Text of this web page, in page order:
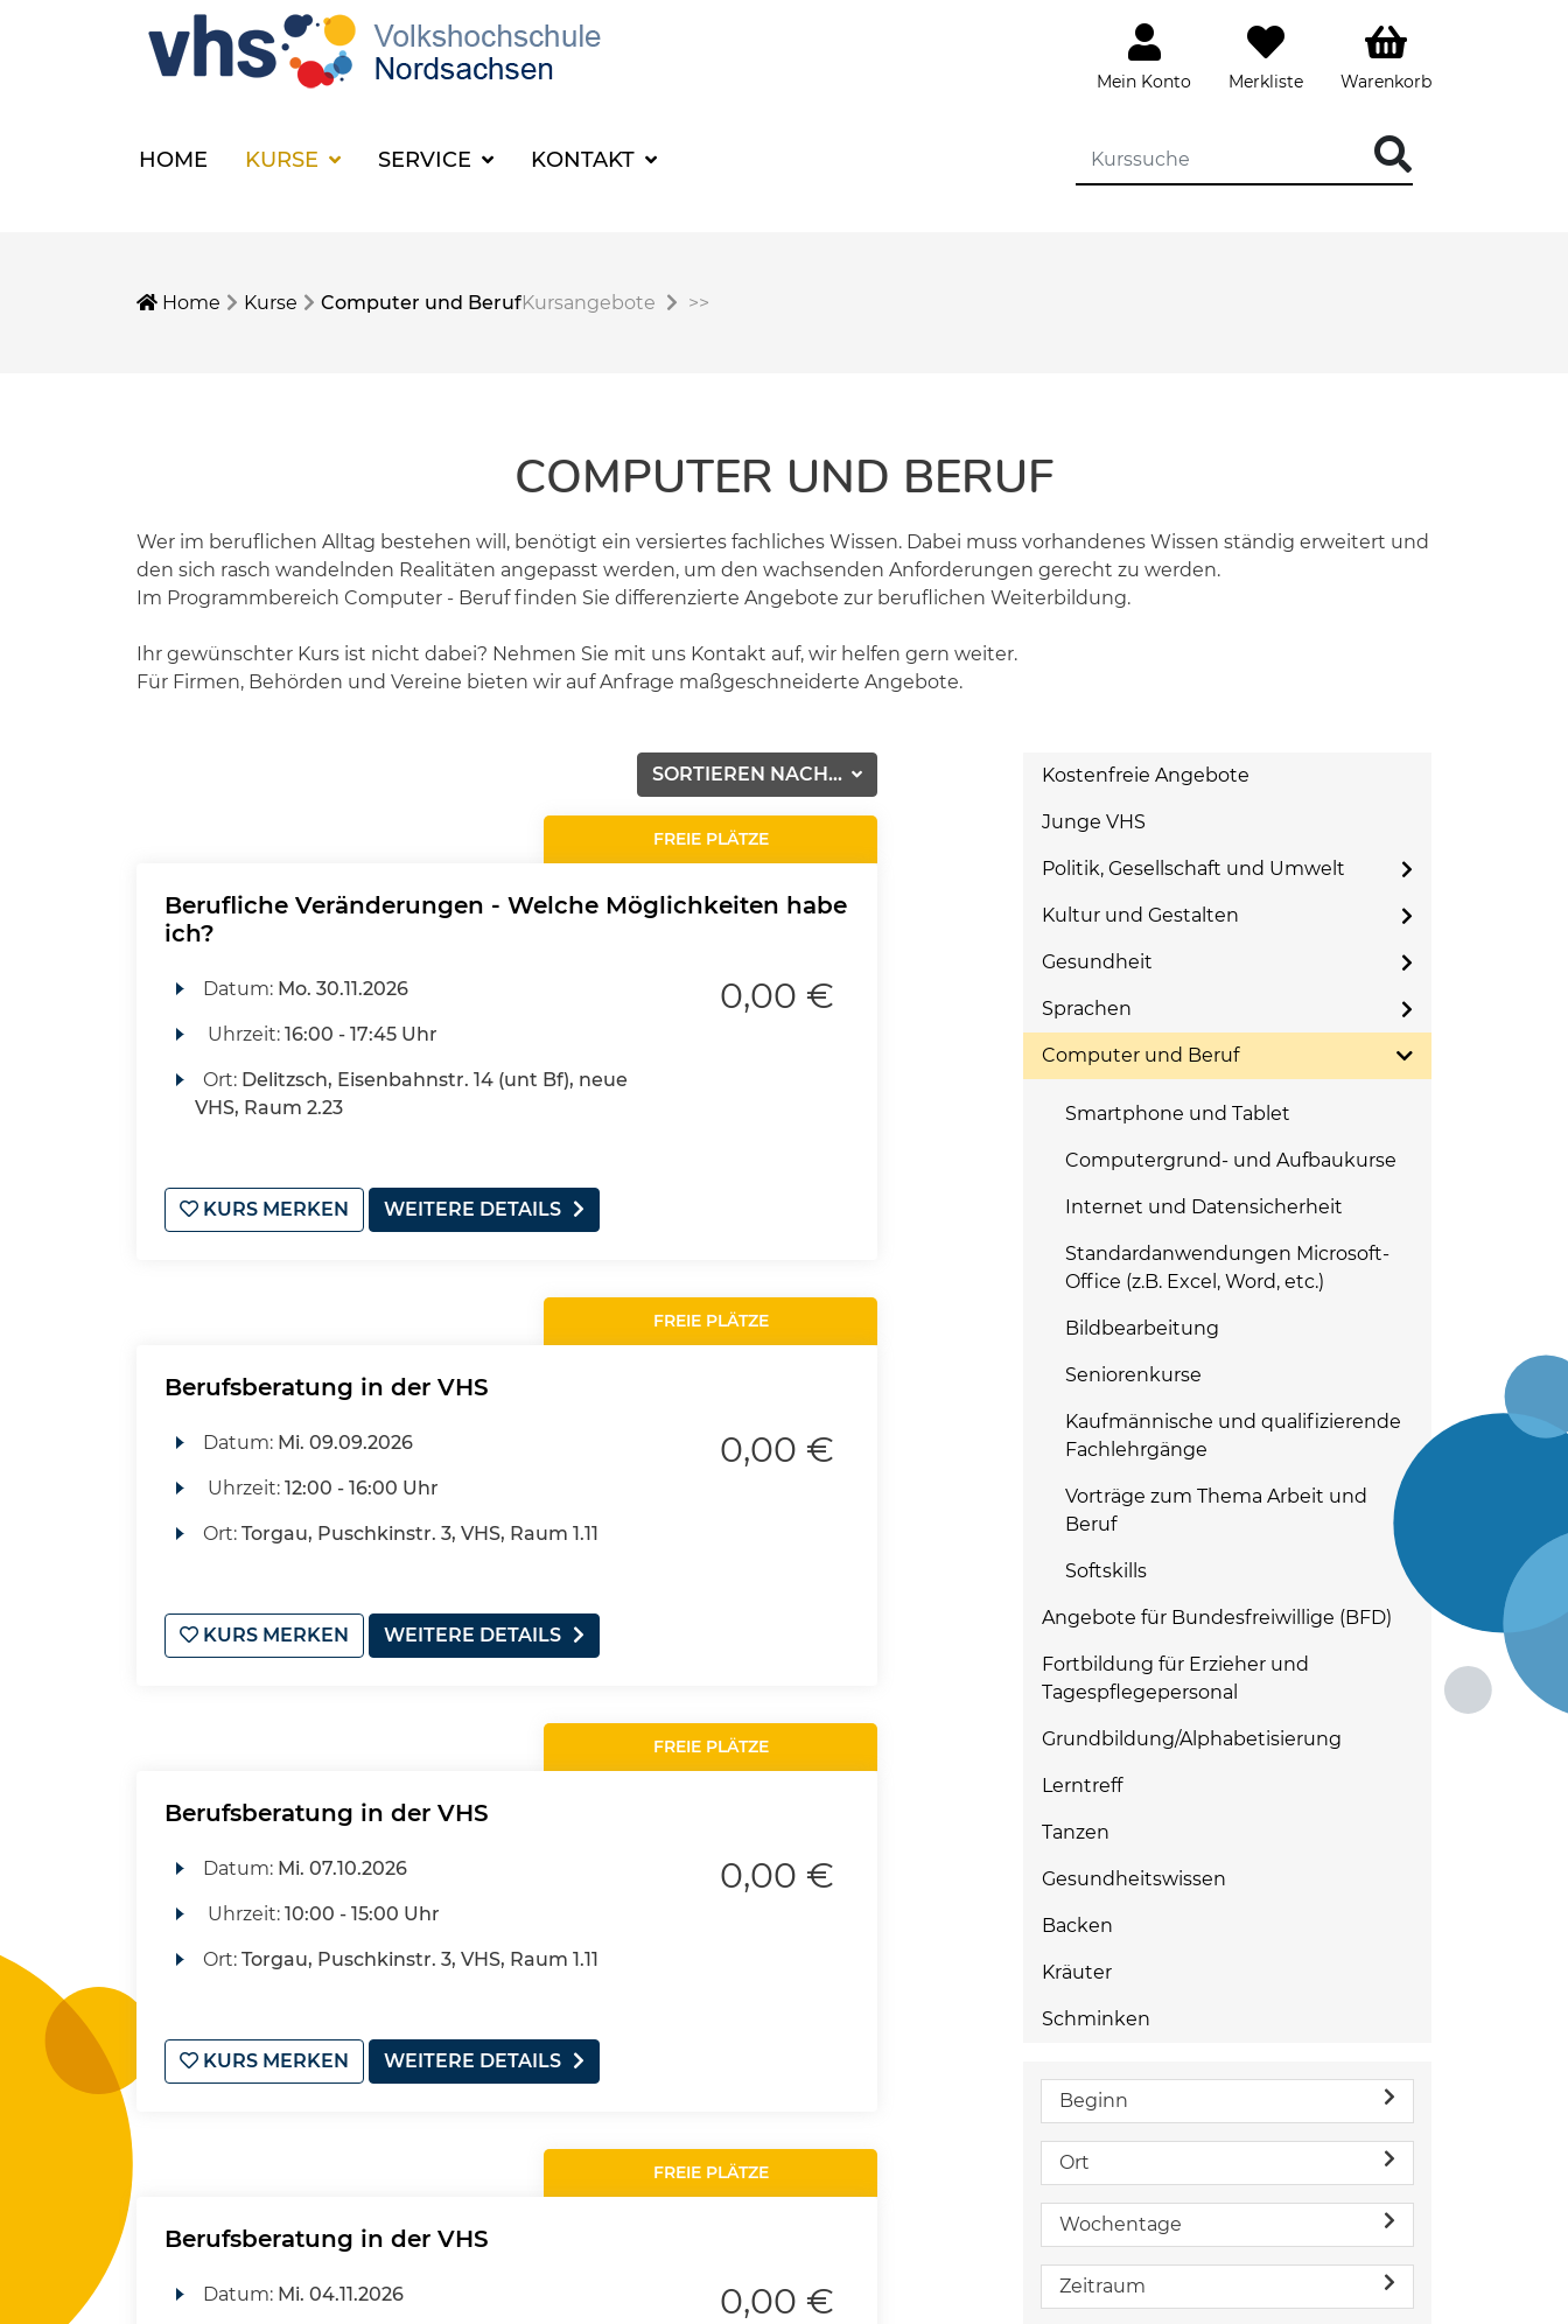
Mein Konto Merkliste Warenkorb
HOME KURSE SERVICE KONTAKT
Home Kurse Computer und BerufKursangebote >>
COMPUTER UND BERUF
Wer im beruflichen Alltag bestehen will, benötigt ein versiertes fachliches Wissen. Dabei muss vorhandenes Wissen ständig erweitert und
den sich rasch wandelnden Realitäten angepasst werden, um den wachsenden Anforderungen gerecht zu werden.
Im Programmbereich Computer - Beruf finden Sie differenzierte Angebote zur beruflichen Weiterbildung.
Ihr gewünschter Kurs ist nicht dabei? Nehmen Sie mit uns Kontakt auf, wir helfen gern weiter.
Für Firmen, Behörden und Vereine bieten wir auf Anfrage maßgeschneiderte Angebote.
SORTIEREN NACH...
FREIE PLÄTZE
Berufliche Veränderungen - Welche Möglichkeiten habe
ich?
Datum: Mo. 30.11.2026
Uhrzeit: 16:00 - 17:45 Uhr
Ort: Delitzsch, Eisenbahnstr. 14 (unt Bf), neue
VHS, Raum 2.23
0,00 €
KURS MERKEN WEITERE DETAILS
FREIE PLÄTZE
Berufsberatung in der VHS
Datum: Mi. 09.09.2026
Uhrzeit: 12:00 - 16:00 Uhr
Ort: Torgau, Puschkinstr. 3, VHS, Raum 1.11
0,00 €
KURS MERKEN WEITERE DETAILS
FREIE PLÄTZE
Berufsberatung in der VHS
Datum: Mi. 07.10.2026
Uhrzeit: 10:00 - 15:00 Uhr
Ort: Torgau, Puschkinstr. 3, VHS, Raum 1.11
0,00 €
KURS MERKEN WEITERE DETAILS
FREIE PLÄTZE
Berufsberatung in der VHS
Datum: Mi. 04.11.2026 0,00 €
Kostenfreie Angebote
Junge VHS
Politik, Gesellschaft und Umwelt
Kultur und Gestalten
Gesundheit
Sprachen
Computer und Beruf
Smartphone und Tablet
Computergrund- und Aufbaukurse
Internet und Datensicherheit
Standardanwendungen Microsoft-
Office (z.B. Excel, Word, etc.)
Bildbearbeitung
Seniorenkurse
Kaufmännische und qualifizierende
Fachlehrgänge
Vorträge zum Thema Arbeit und
Beruf
Softskills
Angebote für Bundesfreiwillige (BFD)
Fortbildung für Erzieher und
Tagespflegepersonal
Grundbildung/Alphabetisierung
Lerntreff
Tanzen
Gesundheitswissen
Backen
Kräuter
Schminken
Beginn
Ort
Wochentage
Zeitraum